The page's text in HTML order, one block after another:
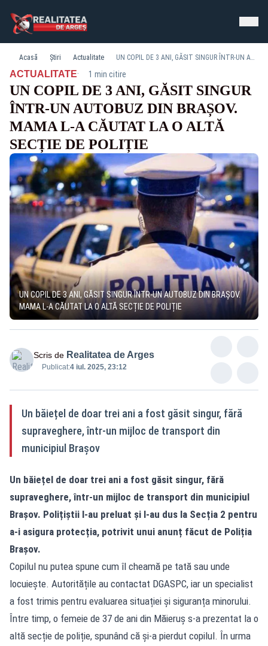
Acasă Știri Actualitate UN COPIL DE 3 ANI, GĂSIT SINGUR ÎNTR-UN AUTOBUZ DIN BRAȘOV. MAMA L-A CĂUTAT LA O ALTĂ SECȚIE DE POLIȚIE
ACTUALITATE· 1 min citire
UN COPIL DE 3 ANI, GĂSIT SINGUR
ÎNTR-UN AUTOBUZ DIN BRAȘOV.
MAMA L-A CĂUTAT LA O ALTĂ
SECȚIE DE POLIȚIE
UN COPIL DE 3 ANI, GĂSIT SINGUR ÎNTR-UN AUTOBUZ DIN BRAȘOV.
MAMA L-A CĂUTAT LA O ALTĂ SECȚIE DE POLIȚIE
Scris de Realitatea de Arges
Publicat:4 iul. 2025, 23:12
Un băiețel de doar trei ani a fost găsit singur, fără
supraveghere, într-un mijloc de transport din
municipiul Brașov
Un băiețel de doar trei ani a fost găsit singur, fără
supraveghere, într-un mijloc de transport din municipiul
Brașov. Polițiștii l-au preluat și l-au dus la Secția 2 pentru
a-i asigura protecția, potrivit unui anunț făcut de Poliția
Brașov.
Copilul nu putea spune cum îl cheamă pe tată sau unde
locuiește. Autoritățile au contactat DGASPC, iar un specialist
a fost trimis pentru evaluarea situației și siguranța minorului.
Între timp, o femeie de 37 de ani din Măieruș s-a prezentat la o
altă secție de poliție, spunând că și-a pierdut copilul. În urma